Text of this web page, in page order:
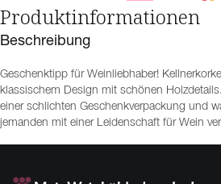
Produktinformationen
Beschreibung
Geschenktipp für Weinliebhaber!
klassischem Design mit schönen
einer schlichten Geschenkverpackung und
jemanden mit einer Leidenschaft für Wein